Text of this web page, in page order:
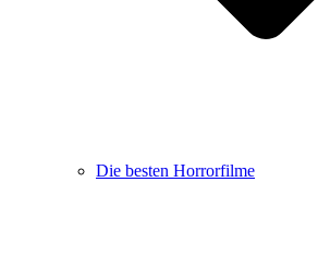
Die besten Horrorfilme